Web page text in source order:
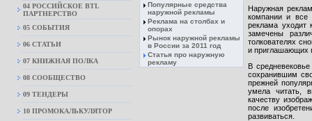
04 РОССИЙСКОЕ BTL
ПАРТНЕРСТВО
05 СОБЫТИЯ
06 СТАТЬИ
07 КНИЖНАЯ ПОЛКА
08 CООБЩЕСТВО
09 ТЕНДЕРЫ
10 ПРОМОКАЛЬКУЛЯТОР
Популярные средства
наружной рекламы
Реклама на столбах и
опорах
Рынок наружной рекламы
в России за 2011 год
Статья про наружную
рекламу
Наружная
компании и все
реклама уходит
замечены
толкователях
и приглашающих
В
сохранившим
прежней
умела читать,
качеству
после
развиваться.